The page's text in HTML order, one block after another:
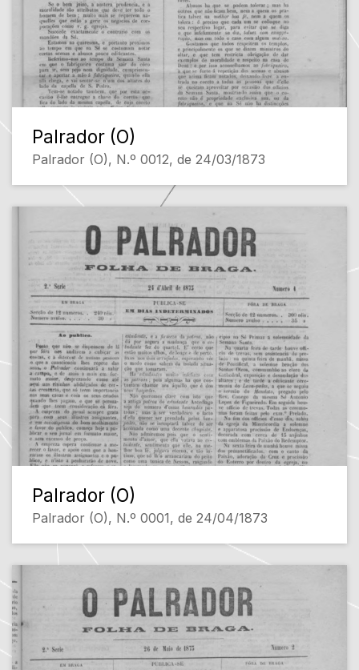
Palrador (O)
Palrador (O), N.º 0012, de 24/03/1873
Palrador (O)
Palrador (O), N.º 0001, de 24/04/1873